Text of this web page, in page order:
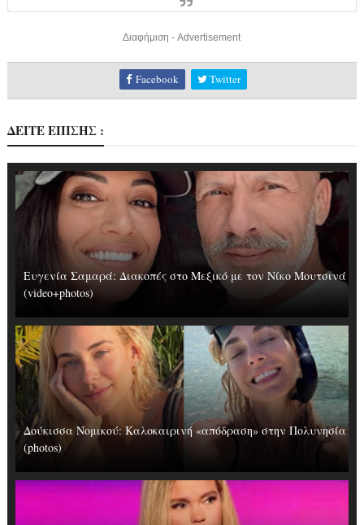
Διαφήμιση - Advertisement
Facebook Twitter
ΔΕΙΤΕ ΕΠΙΣΗΣ :
Ευγενία Σαμαρά: Διακοπές στο Μεξικό με τον Νίκο Μουτσινά
(video+photos)
Δούκισσα Νομικού: Καλοκαιρινή «απόδραση» στην Πολυνησία
(photos)